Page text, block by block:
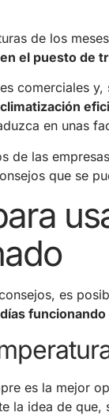
de los
el puesto de
comerciales
en unas
de las
que se
es
es la mejor
la idea de